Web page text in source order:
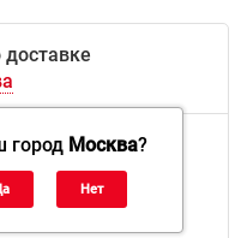
город Москва?